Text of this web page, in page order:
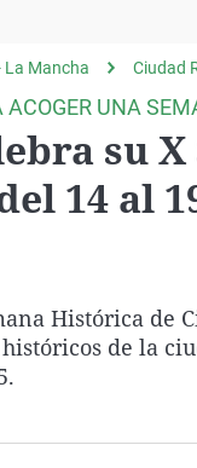
Viuda
La Mancha Ciudad
ACOGER UNA
su
14 al
Histórica de
de la